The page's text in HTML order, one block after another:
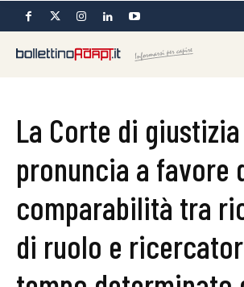
La Corte di giustizia
pronuncia a favore
comparabilità tra
di ruolo e